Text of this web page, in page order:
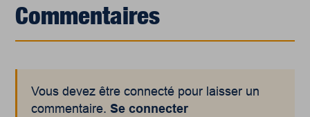
Commentaires
Vous devez être connecté pour laisser un
commentaire.Se connecter